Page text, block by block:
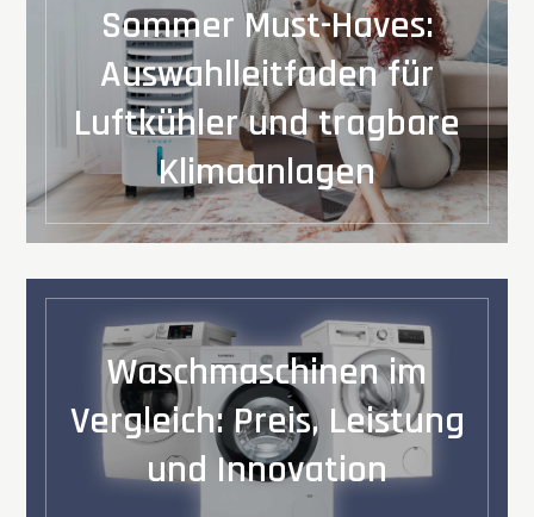
Sommer Must-Haves:
Auswahlleitfaden für
Luftkühler und tragbare
Klimaanlagen
Waschmaschinen im
Vergleich: Preis, Leistung
und Innovation